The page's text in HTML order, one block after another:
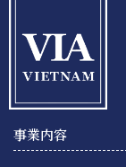
事業内容